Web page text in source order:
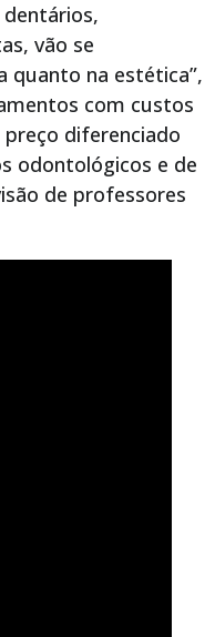
vão se
quanto na estética”,
com custos
diferenciado
odontológicos e de
de professores